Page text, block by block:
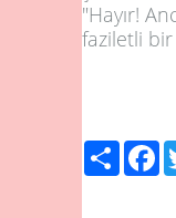
"Hayır!
faziletli
Share